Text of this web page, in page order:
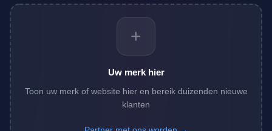
+
Uw merk hier
Toon uw merk of website hier en bereik duizenden nieuwe
klanten